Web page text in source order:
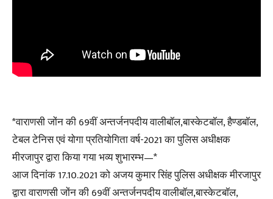
*वाराणसी जोंन की 69वीं अन्तर्जनपदीय वालीबॉल,बास्केटबॉल, हैण्डबॉल,
टेबल टेनिस एवं योगा प्रतियोगिता वर्ष-2021 का पुलिस अधीक्षक
मीरजापुर द्वारा किया गया भव्य शुभारम्भ—*
आज दिनांक 17.10.2021 को अजय कुमार सिंह पुलिस अधीक्षक मीरजापुर
द्वारा वाराणसी जोंन की 69वीं अन्तर्जनपदीय वालीबॉल,बास्केटबॉल,